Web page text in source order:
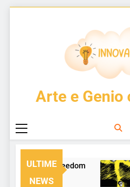
InnovArte
Arte e Genio
ULTIME
NEWS
Chaos to Freedom
Giorno Ago